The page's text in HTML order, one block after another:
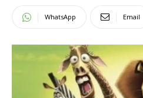
WhatsApp Email